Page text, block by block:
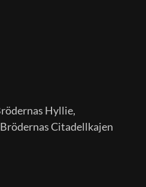
Hyllie,
Citadellkajen